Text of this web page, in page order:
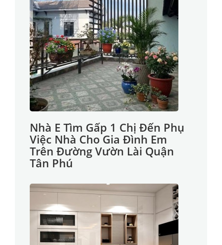
Nhà E Tìm Gấp 1 Chị Đến Phụ
Việc Nhà Cho Gia Đình Em
Trên Đường Vườn Lài Quận
Tân Phú